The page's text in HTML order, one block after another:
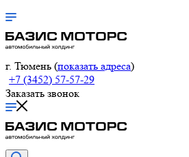
г. Тюмень (показать адреса)
+7 (3452) 57-57-29
Заказать звонок